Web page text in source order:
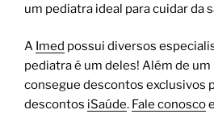
um pediatra ideal para cuidar da
A Imed possui diversos
pediatra é um deles! Além de
consegue descontos exclusivos
descontos iSaúde. Fale conosco